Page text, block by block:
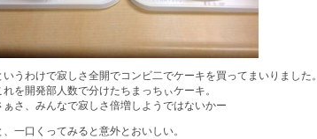
いうわけで寂しさ全開でコンビ二でケーキを買ってまいりました。
れを開発部人数で分けたちまっちぃケーキ。
ぁさ、みんなで寂しさ倍増しようではないかー
、一口くってみると意外とおいしい。